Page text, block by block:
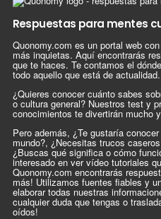
Respuestas para mentes
Quonomy.com es un portal web
más inquietas. Aquí encontrarás
que te haces. Te contamos el
todo aquello que está de actualidad.
¿Quieres conocer cuánto sabes
o cultura general? Nuestros test y
conocimientos te divertirán mucho
Pero además, ¿Te gustaría
mundo?, ¿Necesitas trucos
¿Buscas qué significa o cómo
interesado en ver vídeo tutoriales
Quonomy.com encontrarás
más! Utilizamos fuentes fiables y
elaborar todas nuestras
cualquier duda que tengas o
oídos!